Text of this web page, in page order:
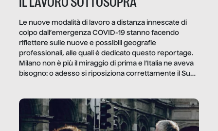
Le nuove modalità di lavoro a distanza innescate di
colpo dall’emergenza COVID-19 stanno facendo
riflettere sulle nuove e possibili geografie
professionali, alle quali è dedicato questo reportage.
Milano non è più il miraggio di prima e l’Italia ne aveva
bisogno: o adesso si riposiziona correttamente il Sud